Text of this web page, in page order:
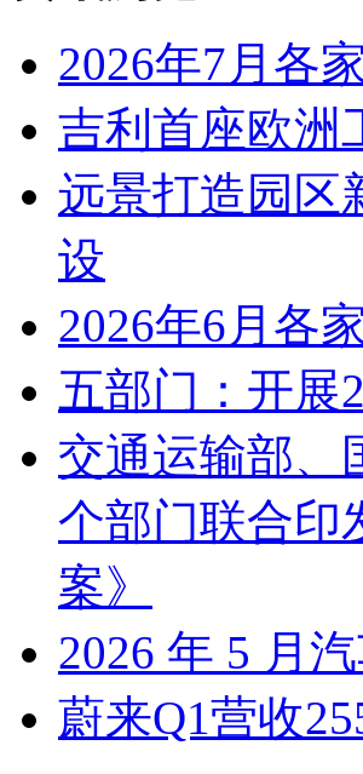
2026年7月各
吉利首座欧洲
远景打造园区
设
2026年6月各
五部门：开展
交通运输部、
个部门联合印
案》
2026 年 5 月
蔚来Q1营收